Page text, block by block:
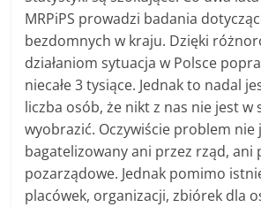
MRPiPS prowadzi badania
bezdomnych w kraju. Dzięki
działaniom sytuacja w Polsce
niecałe 3 tysiące. Jednak to nadal
liczba osób, że nikt z nas nie jest w
wyobrazić. Oczywiście problem nie
bagatelizowany ani przez rząd, ani
pozarządowe. Jednak pomimo
placówek, organizacji, zbiórek dla